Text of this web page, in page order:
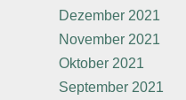
Dezember 2021
November 2021
Oktober 2021
September 2021